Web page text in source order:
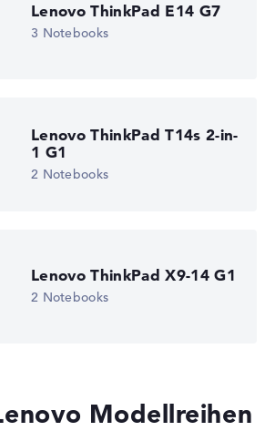
Lenovo ThinkPad E14 G7
3 Notebooks
Lenovo ThinkPad T14s 2-in-
1 G1
2 Notebooks
Lenovo ThinkPad X9-14 G1
2 Notebooks
Modellreihen